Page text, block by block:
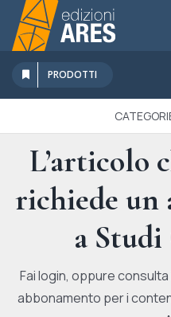
Salta
contenuto
Chi Siamo
Sostienici
Abbonamenti
Promozioni
Newsletter
PRODOTTI
IN
L’articolo
richiede un
a
Fai login, oppure
abbonamento per i